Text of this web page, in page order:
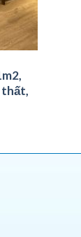
thất,